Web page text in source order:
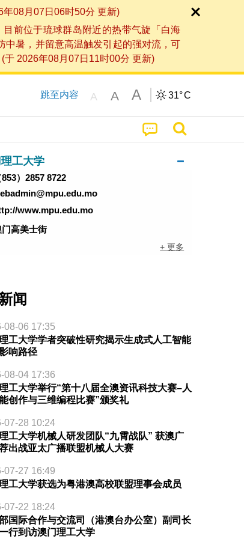
08月07日06时50分 更新)
前位于琉球群岛附近的热带气旋「白海
中暑，并留意高温触发引起的强对流，可
2026年08月07日11时00分 更新)
跳至内容 A A A 31°C
工大学
853）2857 8722
www.mpu.edu.mo
门高美士街
+ 更多
闻
08-06 17:35
工大学学者突破性研究揭示生成式人工智能
响路径
08-04 17:36
工大学举行“第十八届全澳资讯科技大赛–人
创作与三维编程比赛”颁奖礼
07-28 10:24
工大学机械人研发团队“九霄战队” 获澳广
出战亚太广播联盟机械人大赛
07-27 16:49
工大学获选为粤港澳高校联盟理事会成员
07-22 18:24
国际合作与交流司（港澳台办公室）副司长
行到访澳门理工大学